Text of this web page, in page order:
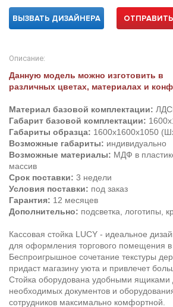
ВЫЗВАТЬ ДИЗАЙНЕРА
Описание:
Данную модель можно изготовить в
различных цветах, материалах и
Материал базовой комплектации:
Габарит базовой комплектации:
Габариты образца: 1600х1600х1050
Возможные габариты: индивидуально
Возможные материалы: МДФ в
массив
Срок поставки: 3 недели
Условия поставки: под заказ
Гарантия: 12 месяцев
Дополнительно: подсветка, логотипы,
Кассовая стойка LUCY - идеальное
для оформления торгового помещения в
Беспроигрышное сочетание текстуры
придаст магазину уюта и привлечет
Стойка оборудована удобными ящиками
необходимых документов и
сотрудников максимально комфортной.